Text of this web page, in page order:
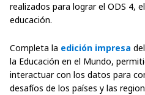
realizados para lograr el ODS 4,
educación.
Completa la edición impresa
la Educación en el Mundo,
interactuar con los datos para
desafíos de los países y las